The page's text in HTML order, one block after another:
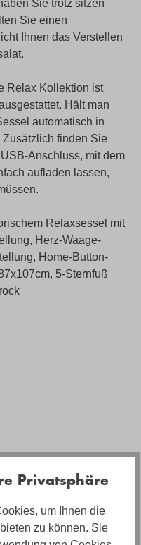
Sie trotz sitzen
Sie einen
Ihnen das Verstellen
Relax Kollektion ist
Hält man
automatisch in
finden Sie
Anschluss, mit dem
aufladen lassen,
Relaxsessel mit
Herz-Waage-
Home-Button-
5-Sternfuß
Privatsphäre
um Ihnen die
zu können. Sie